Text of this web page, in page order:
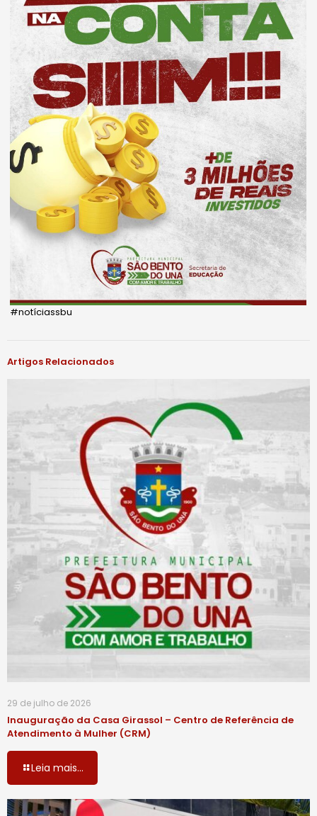
#notíciassbu
Artigos Relacionados
29 de julho de 2026
Inauguração da Casa Girassol – Centro de Referência de
Atendimento à Mulher (CRM)
Leia mais...